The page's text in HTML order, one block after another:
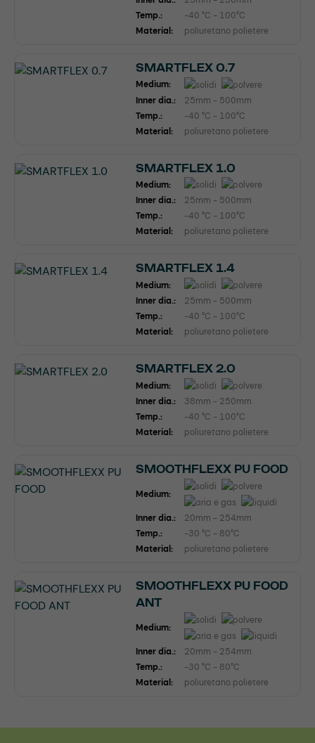
Temp.:
-40 °C - 100°C
Material:
poliuretano polietere
SMARTFLEX 0.7
Medium:
Inner dia.:
25mm - 500mm
Temp.:
-40 °C - 100°C
Material:
poliuretano polietere
SMARTFLEX 1.0
Medium:
Inner dia.:
25mm - 500mm
Temp.:
-40 °C - 100°C
Material:
poliuretano polietere
SMARTFLEX 1.4
Medium:
Inner dia.:
25mm - 500mm
Temp.:
-40 °C - 100°C
Material:
poliuretano polietere
SMARTFLEX 2.0
Medium:
Inner dia.:
38mm - 250mm
Temp.:
-40 °C - 100°C
Material:
poliuretano polietere
SMOOTHFLEXX PU FOOD
Medium:
Inner dia.:
20mm - 254mm
Temp.:
-30 °C - 80°C
Material:
poliuretano polietere
SMOOTHFLEXX PU FOOD
ANT
Medium:
Inner dia.:
20mm - 254mm
Temp.:
-30 °C - 80°C
Material:
poliuretano polietere